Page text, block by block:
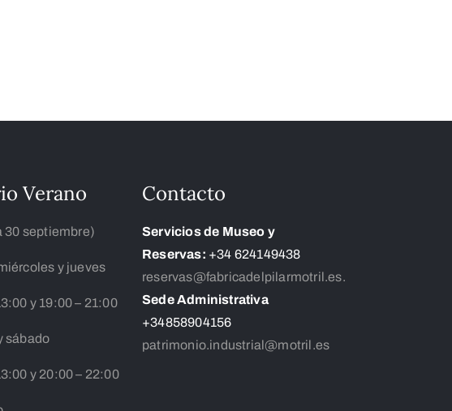
Verano
30 septiembre)
y jueves
y 19:00 – 21:00
sábado
y 20:00 – 22:00
Contacto
Servicios de Museo y
Reservas: +34 624149438
reservas@fabricadelpilarmotril.es.
Sede Administrativa
+34858904156
patrimonio.industrial@motril.es